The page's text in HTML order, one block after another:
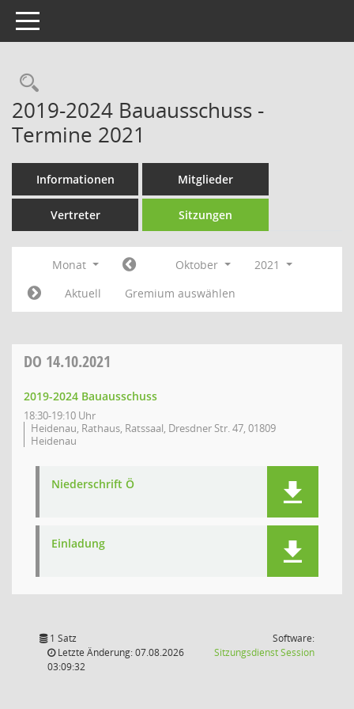
Toggle navigation
Rechercheauswahl
2019-2024 Bauausschuss -
Termine 2021
Informationen Mitglieder
Vertreter Sitzungen
Monat Oktober
2021
Aktuell
Gremium auswählen
DO 14.10.2021
2019-2024 Bauausschuss
18:30-19:10 Uhr
Heidenau, Rathaus, Ratssaal, Dresdner Str. 47, 01809
Heidenau
Niederschrift Ö
Einladung
1 Satz
Letzte Änderung: 07.08.2026
03:09:32
Software:
SitzungsdienstSession(Wird in